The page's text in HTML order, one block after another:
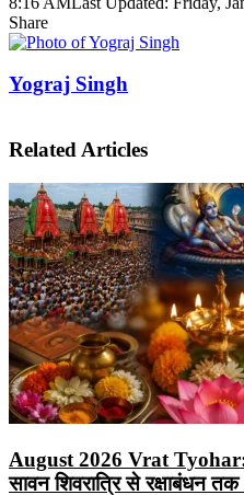
Share
Facebook
X
LinkedIn
Pinterest
WhatsApp
Telegram
Yograj Singh
Related Articles
August 2026 Vrat Tyohar:
सावन शिवरात्रि से रक्षाबंधन